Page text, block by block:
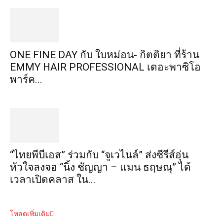
ONE FINE DAY กับ ใบหม่อน- กิตติยา ที่ร้าน
EMMY HAIR PROFESSIONAL เดอะพาซิโอ
พาร์ค...
“ไทยพีบีเอส” ร่วมกับ “จูเวไนล์” ส่งซีรีส์อุ่น
หัวใจลงจอ “นิ้ง ชัญญา – แมน ธฤษณุ” ได้
เวลาเปิดคลาส ใน...
โหลดเพิ่มเติม